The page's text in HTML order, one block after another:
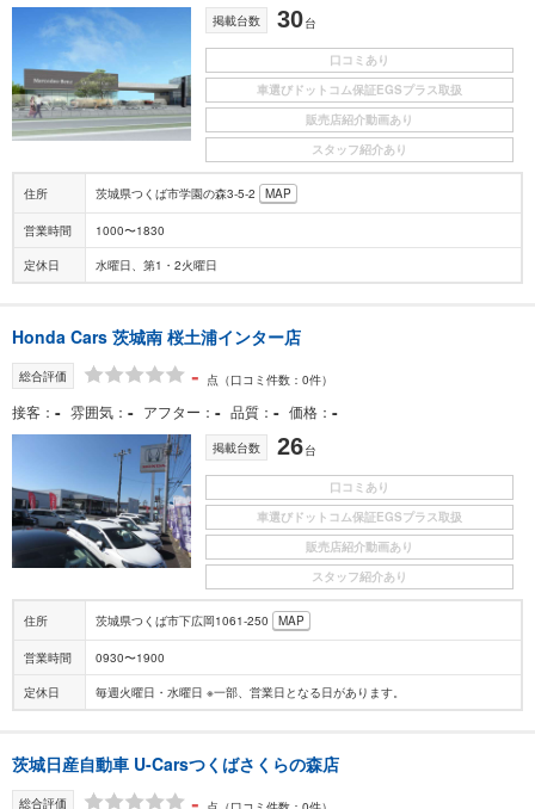
掲載台数 30台
口コミあり
車選びドットコム保証EGSプラス取扱
販売店紹介動画あり
スタッフ紹介あり
住所 茨城県つくば市学園の森3-5-2 MAP
営業時間 1000〜1830
定休日 水曜日、第1・2火曜日
Honda Cars 茨城南 桜土浦インター店
総合評価 - 点 （口コミ件数：0件）
接客 - 雰囲気 - アフター - 品質 - 価格 -
掲載台数 26台
口コミあり
車選びドットコム保証EGSプラス取扱
販売店紹介動画あり
スタッフ紹介あり
住所 茨城県つくば市下広岡1061-250 MAP
営業時間 0930〜1900
定休日 毎週火曜日・水曜日 ※一部、営業日となる日があります。
茨城日産自動車 U-Carsつくばさくらの森店
総合評価 -